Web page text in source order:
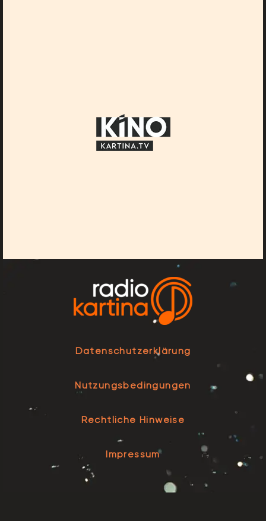
Datenschutzerklärung
Nutzungsbedingungen
Rechtliche Hinweise
Impressum